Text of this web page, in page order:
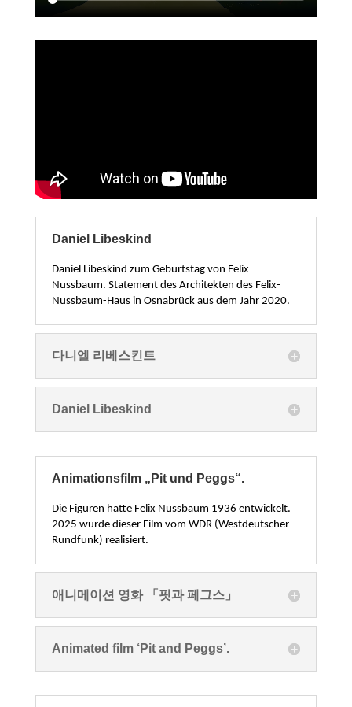
Daniel Libeskind
Daniel Libeskind zum Geburtstag von Felix
Nussbaum. Statement des Architekten des Felix-
Nussbaum-Haus in Osnabrück aus dem Jahr 2020.
다니엘 리베스킨트
Daniel Libeskind
Animationsfilm „Pit und Peggs“.
Die Figuren hatte Felix Nussbaum 1936 entwickelt.
2025 wurde dieser Film vom WDR (Westdeutscher
Rundfunk) realisiert.
애니메이션 영화 「핏과 페그스」
Animated film ‘Pit and Peggs’.